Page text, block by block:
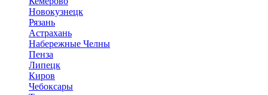
Новокузнецк
Рязань
Астрахань
Набережные Челны
Пенза
Липецк
Киров
Чебоксары